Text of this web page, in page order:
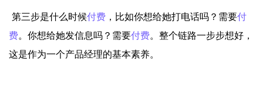
第三步是什么时候付费 ，比如你想给她打电话吗？需要付
费。你想给她发信息吗？需要付费。整个链路一步步想好，
这是作为一个产品经理的基本素养。